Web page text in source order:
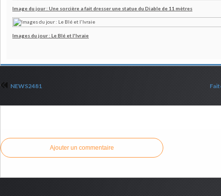
Image du jour : Une sorcière a fait dresser une statue du Diable de 11 mètres
Images du jour : Le Blé et l'Ivraie
NEWS2481
Ajouter un commentaire